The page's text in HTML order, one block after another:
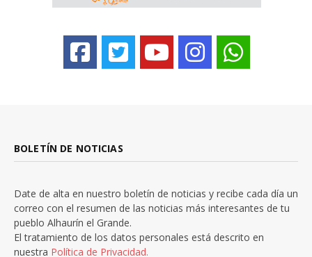
BOLETÍN DE NOTICIAS
Date de alta en nuestro boletín de noticias y recibe cada día un
correo con el resumen de las noticias más interesantes de tu
pueblo Alhaurín el Grande.
El tratamiento de los datos personales está descrito en
nuestra Política de Privacidad.